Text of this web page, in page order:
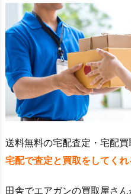
送料無料の宅配査定・宅配買
宅配で査定と買取をしてく
田舎でエアガンの買取屋さ